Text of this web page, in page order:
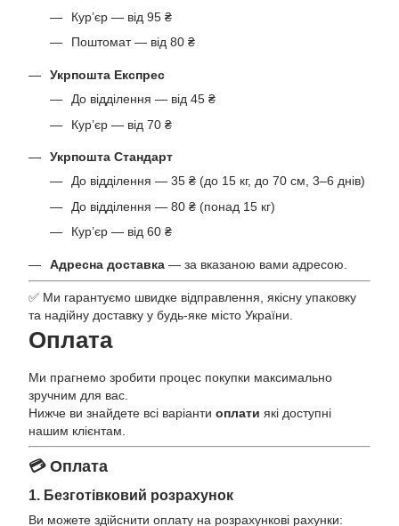
Кур’єр — від 95 ₴
Поштомат — від 80 ₴
Укрпошта Експрес
До відділення — від 45 ₴
Кур’єр — від 70 ₴
Укрпошта Стандарт
До відділення — 35 ₴ (до 15 кг, до 70 см, 3–6 днів)
До відділення — 80 ₴ (понад 15 кг)
Кур’єр — від 60 ₴
Адресна доставка — за вказаною вами адресою.
✅ Ми гарантуємо швидке відправлення, якісну упаковку
та надійну доставку у будь-яке місто України.
Оплата
Ми прагнемо зробити процес покупки максимально
зручним для вас.
Нижче ви знайдете всі варіанти оплати які доступні
нашим клієнтам.
💳 Оплата
1. Безготівковий розрахунок
Ви можете здійснити оплату на розрахункові рахунки: